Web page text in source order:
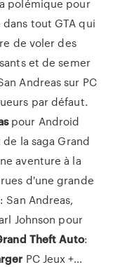
polémique pour
tout GTA qui
de voler des
et de semer
Andreas sur PC
par défaut.
pour Android
la saga Grand
aventure à la
d'une grande
San Andreas,
Johnson pour
Theft Auto:
PC Jeux +…